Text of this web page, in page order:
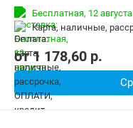
Количество программ:
Дополнительные
Безопасность:
Защита
Ширина:59.5 см
Бесплатная, 12 августа
карта, наличные,
от1 178,60 p.